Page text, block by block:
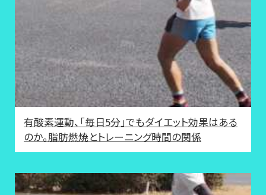
有酸素運動、「毎日5分」でもダイエット効果はある
のか。脂肪燃焼とトレーニング時間の関係